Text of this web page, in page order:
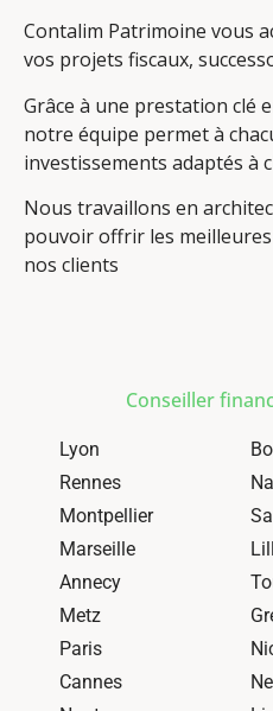
Contalim Patrimoine vous
vos projets fiscaux,
Grâce à une prestation clé
notre équipe permet à
investissements adaptés à
Nous travaillons en
pouvoir offrir les
nos clients
Conseiller
Lyon
Rennes
Montpellier
Marseille
Annecy
Metz
Paris
Cannes